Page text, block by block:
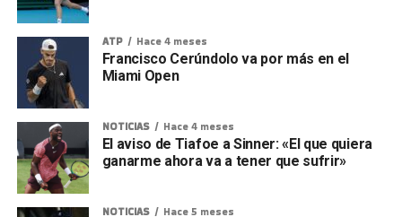
ATP Hace 4 meses
Francisco Cerúndolo va por más en el
Miami Open
NOTICIAS Hace 4 meses
El aviso de Tiafoe a Sinner: «El que quiera
ganarme ahora va a tener que sufrir»
NOTICIAS Hace 5 meses